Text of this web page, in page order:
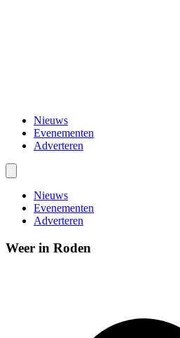
Nieuws
Evenementen
Adverteren
Nieuws
Evenementen
Adverteren
Weer in Roden